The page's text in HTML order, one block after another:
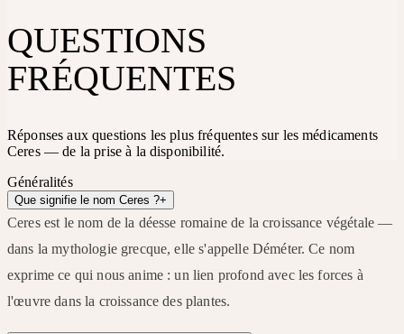
QUESTIONS
FRÉQUENTES
Réponses aux questions les plus fréquentes sur les médicaments
Ceres — de la prise à la disponibilité.
Généralités
Que signifie le nom Ceres ?+
Ceres est le nom de la déesse romaine de la croissance végétale —
dans la mythologie grecque, elle s'appelle Déméter. Ce nom
exprime ce qui nous anime : un lien profond avec les forces à
l'œuvre dans la croissance des plantes.